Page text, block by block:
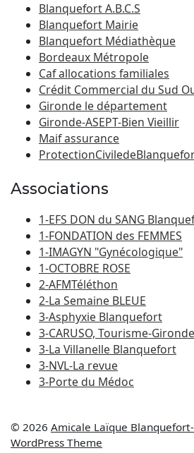
Blanquefort A.B.C.S
Blanquefort Mairie
Blanquefort Médiathèque
Bordeaux Métropole
Caf allocations familiales
Crédit Commercial du Sud
Gironde le département
Gironde-ASEPT-Bien Vieillir
Maif assurance
Associations
1-EFS DON du SANG
1-FONDATION des FEMMES
1-IMAGYN "Gynécologique"
1-OCTOBRE ROSE
2-AFMTéléthon
2-La Semaine BLEUE
3-Asphyxie Blanquefort
3-CARUSO, Tourisme-
3-La Villanelle Blanquefort
3-NVL-La revue
3-Porte du Médoc
© 2026 Amicale Laïque
WordPress Theme